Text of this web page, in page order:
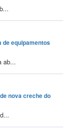
de equipamentos
ab...
nova creche do